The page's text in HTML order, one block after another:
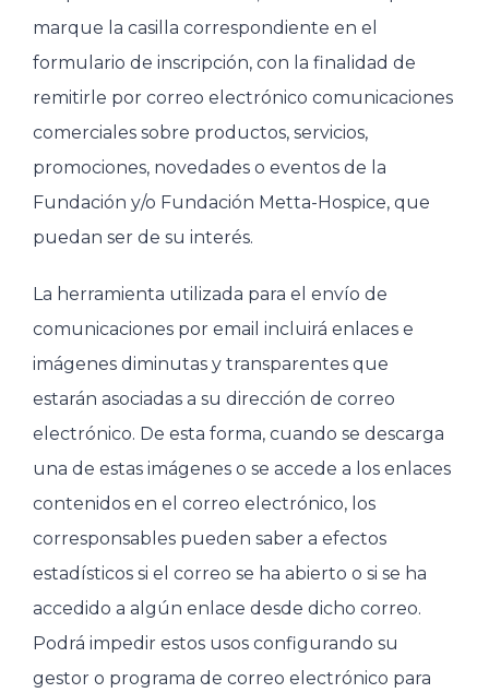
marque la casilla correspondiente en el
formulario de inscripción, con la finalidad de
remitirle por correo electrónico comunicaciones
comerciales sobre productos, servicios,
promociones, novedades o eventos de la
Fundación y/o Fundación Metta-Hospice, que
puedan ser de su interés.
La herramienta utilizada para el envío de
comunicaciones por email incluirá enlaces e
imágenes diminutas y transparentes que
estarán asociadas a su dirección de correo
electrónico. De esta forma, cuando se descarga
una de estas imágenes o se accede a los enlaces
contenidos en el correo electrónico, los
corresponsables pueden saber a efectos
estadísticos si el correo se ha abierto o si se ha
accedido a algún enlace desde dicho correo.
Podrá impedir estos usos configurando su
gestor o programa de correo electrónico para